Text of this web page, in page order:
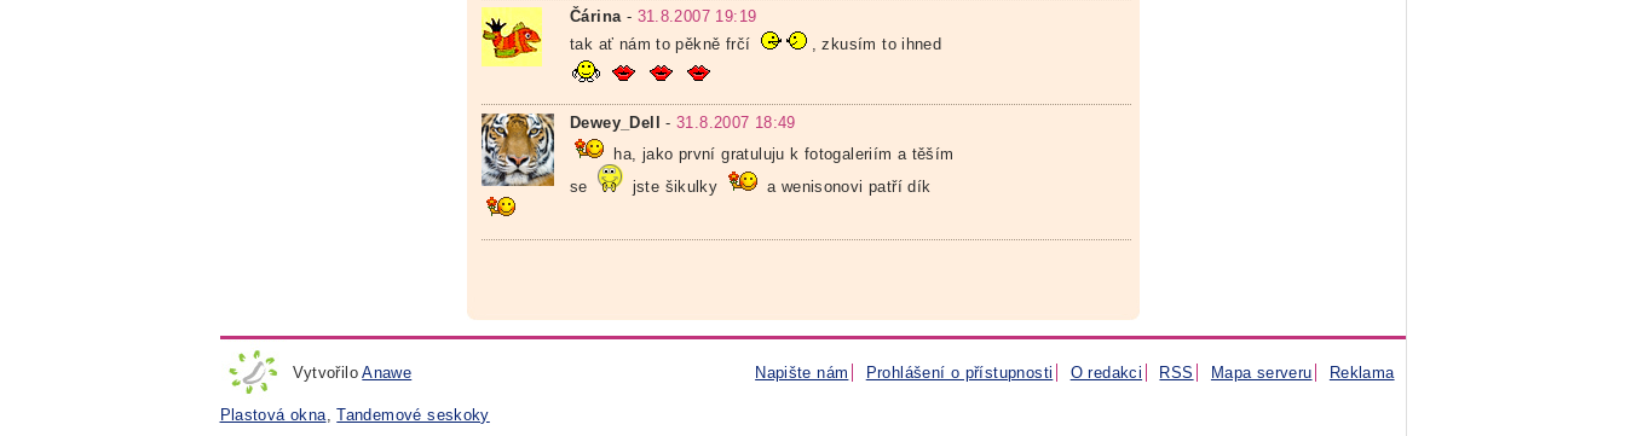
Čárina- 31.8.2007 19:19
tak ať nám to pěkně frčí
, zkusím to ihned
Dewey_Dell -31.8.2007 18:49
ha, jako první gratuluju k fotogaleriím a těším
se
jste šikulky a wenisonovi patří dík
VytvořiloAnawe Napište nám Prohlášení o přístupnosti O redakci RSS Mapa serveru Reklama
Plastová okna ,Tandemové seskoky